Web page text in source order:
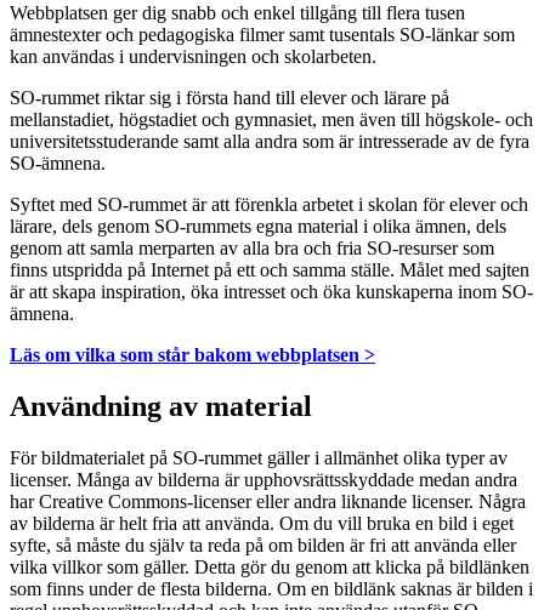
Webbplatsen ger dig snabb och enkel tillgång till flera tusen
ämnestexter och pedagogiska filmer samt tusentals SO-länkar som
kan användas i undervisningen och skolarbeten.
SO-rummet riktar sig i första hand till elever och lärare på
mellanstadiet, högstadiet och gymnasiet, men även till högskole- och
universitetsstuderande samt alla andra som är intresserade av de fyra
SO-ämnena.
Syftet med SO-rummet är att förenkla arbetet i skolan för elever och
lärare, dels genom SO-rummets egna material i olika ämnen, dels
genom att samla merparten av alla bra och fria SO-resurser som
finns utspridda på Internet på ett och samma ställe. Målet med sajten
är att skapa inspiration, öka intresset och öka kunskaperna inom SO-
ämnena.
Läs om vilka som står bakom webbplatsen >
Användning av material
För bildmaterialet på SO-rummet gäller i allmänhet olika typer av
licenser. Många av bilderna är upphovsrättsskyddade medan andra
har Creative Commons-licenser eller andra liknande licenser. Några
av bilderna är helt fria att använda. Om du vill bruka en bild i eget
syfte, så måste du själv ta reda på om bilden är fri att använda eller
vilka villkor som gäller. Detta gör du genom att klicka på bildlänken
som finns under de flesta bilderna. Om en bildlänk saknas är bilden i